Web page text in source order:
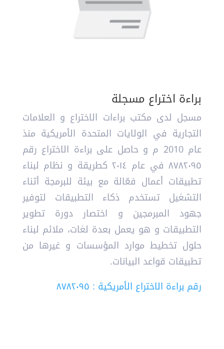
براءة اختراع مسجلة
مسجل لدى مكتب براءات الاختراع و العلامات
التجارية في الولايات المتحدة الأمريكية منذ
عام 2010 م و حاصل على براءة الاختراع رقم
٨٧٨٢٠٩٥ في عام ٢٠١٤ كطريقة و نظام لبناء
تطبيقات أعمال فعّالة مع بيئة للبرمجة أثناء
التشغيل تستخدم ذكاء التطبيقات لتوفير
جهود المبرمجين و اختصار دورة تطوير
التطبيقات و هو يعمل بعدة لغات، ملائم لبناء
حلول تخطيط موارد المؤسسات و غيرها من
تطبيقات قواعد البيانات.
رقم براءة الاختراع الأمريكية : ٨٧٨٢٠٩٥